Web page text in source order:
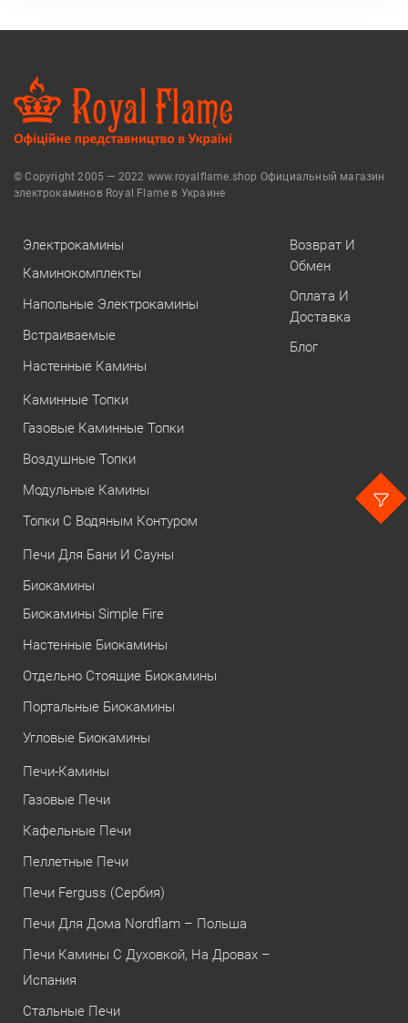
© Copyright 2005 — 2022 www.royalflame.shop Официальный магазин
электрокаминов Royal Flame в Украине
Электрокамины
Каминокомплекты
Напольные Электрокамины
Встраиваемые
Настенные Камины
Каминные Топки
Газовые Каминные Топки
Воздушные Топки
Модульные Камины
Топки С Водяным Контуром
Печи Для Бани И Сауны
Биокамины
Биокамины Simple Fire
Настенные Биокамины
Отдельно Стоящие Биокамины
Портальные Биокамины
Угловые Биокамины
Печи-Камины
Газовые Печи
Кафельные Печи
Пеллетные Печи
Печи Ferguss (Сербия)
Печи Для Дома Nordflam – Польша
Печи Камины С Духовкой, На Дровах –
Испания
Стальные Печи
Возврат И
Обмен
Оплата И
Доставка
Блог